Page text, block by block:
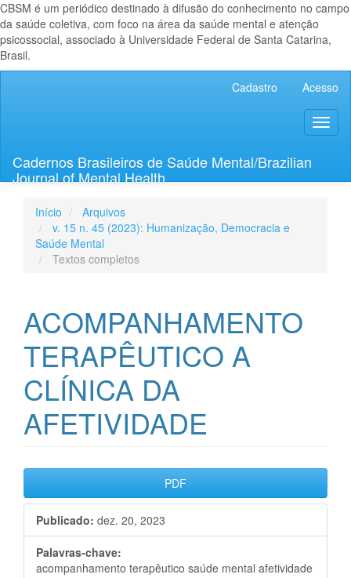
CBSM é um periódico destinado à difusão do conhecimento no campo
da saúde coletiva, com foco na área da saúde mental e atenção
psicossocial, associado à Universidade Federal de Santa Catarina,
Brasil.
Lateral
Cadastro Acesso
Cadernos Brasileiros de Saúde Mental/Brazilian
Journal of Mental Health
Início
Arquivos
v. 15 n. 45 (2023): Humanização, Democracia e
Saúde Mental
Textos completos
ACOMPANHAMENTO
TERAPÊUTICO A
CLÍNICA DA
AFETIVIDADE
Barra
lateral
de
artigos
PDF
Publicado: dez. 20, 2023
Palavras-chave:
acompanhamento terapêutico saúde mental afetividade